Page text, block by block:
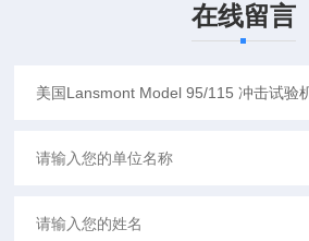
在线留言